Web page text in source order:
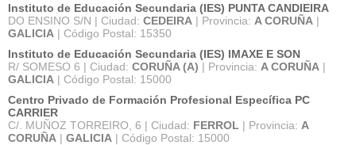
Instituto de Educación Secundaria (IES) PUNTA CANDIEIRA
DO ENSINO S/N | Ciudad: CEDEIRA | Provincia: A CORUÑA |
GALICIA | Código Postal: 15350
Instituto de Educación Secundaria (IES) IMAXE E SON
R/ SOMESO 6 | Ciudad: CORUÑA (A) | Provincia: A CORUÑA |
GALICIA | Código Postal: 15000
Centro Privado de Formación Profesional Específica PC
CARRIER
C/. MUÑOZ TORREIRO, 6 | Ciudad: FERROL | Provincia: A
CORUÑA | GALICIA | Código Postal: 15000